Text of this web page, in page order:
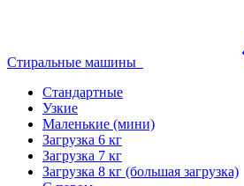
Стиральные машины
Стандартные
Узкие
Маленькие (мини)
Загрузка 6 кг
Загрузка 7 кг
Загрузка 8 кг (большая загрузка)